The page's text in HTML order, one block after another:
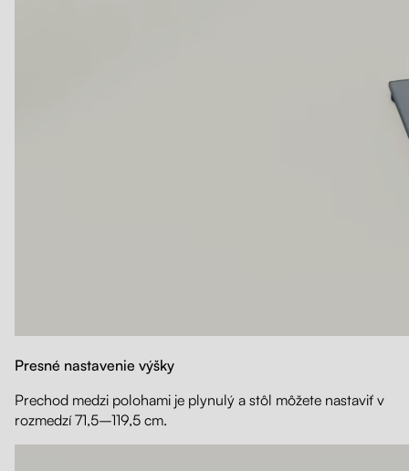
Presné nastavenie výšky
Prechod medzi polohami je plynulý a stôl môžete nastaviť v
rozmedzí 71,5–119,5 cm.